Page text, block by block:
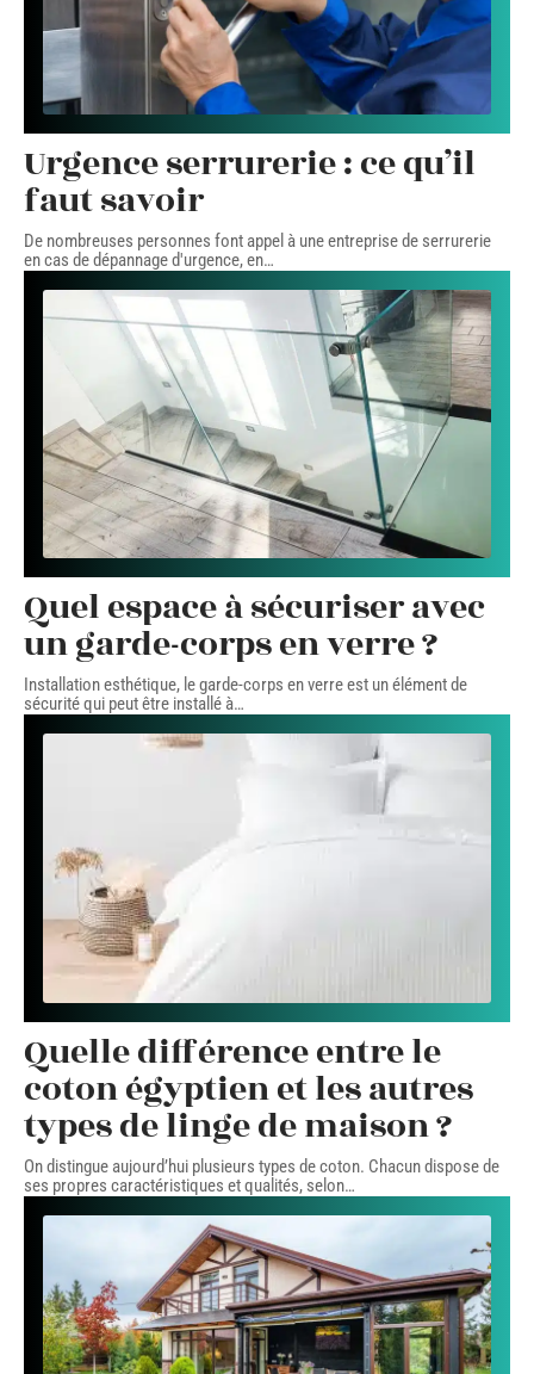
Urgence serrurerie : ce qu’il
faut savoir
De nombreuses personnes font appel à une entreprise de serrurerie
en cas de dépannage d'urgence, en…
Quel espace à sécuriser avec
un garde-corps en verre ?
Installation esthétique, le garde-corps en verre est un élément de
sécurité qui peut être installé à…
Quelle différence entre le
coton égyptien et les autres
types de linge de maison ?
On distingue aujourd’hui plusieurs types de coton. Chacun dispose de
ses propres caractéristiques et qualités, selon…